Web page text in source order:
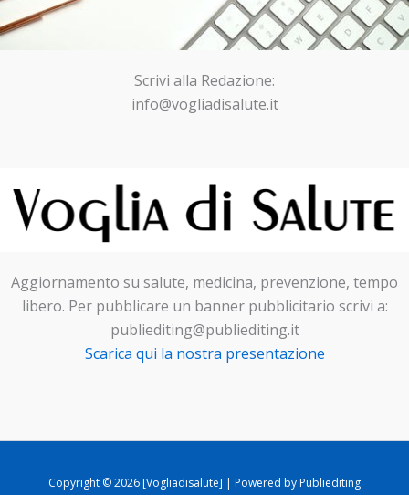
Scrivi alla Redazione:
info@vogliadisalute.it
Aggiornamento su salute, medicina, prevenzione, tempo
libero. Per pubblicare un banner pubblicitario scrivi a:
publiediting@publiediting.it
Scarica qui la nostra presentazione
Copyright © 2026 [Vogliadisalute] | Powered by Publiediting